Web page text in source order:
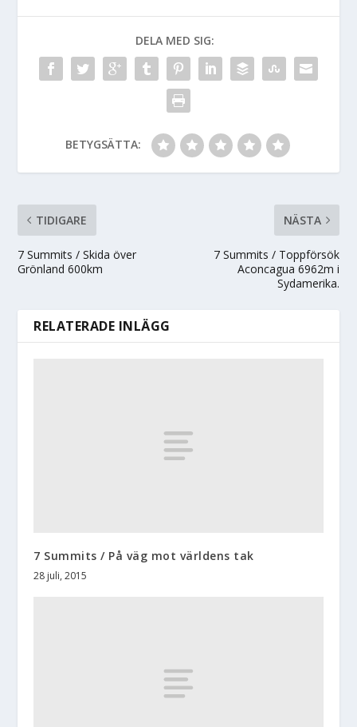
DELA MED SIG:
BETYGSÄTTA:
TIDIGARE
7 Summits / Skida över
Grönland 600km
NÄSTA
7 Summits / Toppförsök
Aconcagua 6962m i
Sydamerika.
RELATERADE INLÄGG
7 Summits / På väg mot världens tak
28 juli, 2015